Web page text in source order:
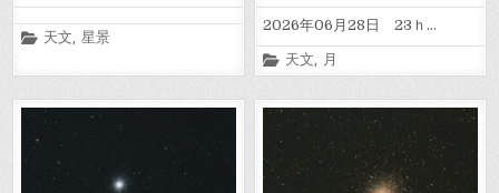
Posted
in
天文,星景
2026年06月28日 23ｈ…
Posted
in
天文, 月